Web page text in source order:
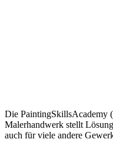
Die PaintingSkillsAcademy
Malerhandwerk stellt
auch für viele andere